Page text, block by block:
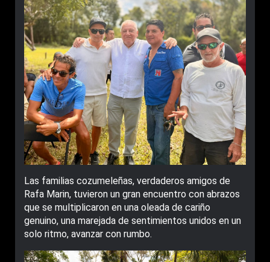
Las familias cozumeleñas, verdaderos amigos de
Rafa Marin, tuvieron un gran encuentro con abrazos
que se multiplicaron en una oleada de cariño
genuino, una marejada de sentimientos unidos en un
solo ritmo, avanzar con rumbo.